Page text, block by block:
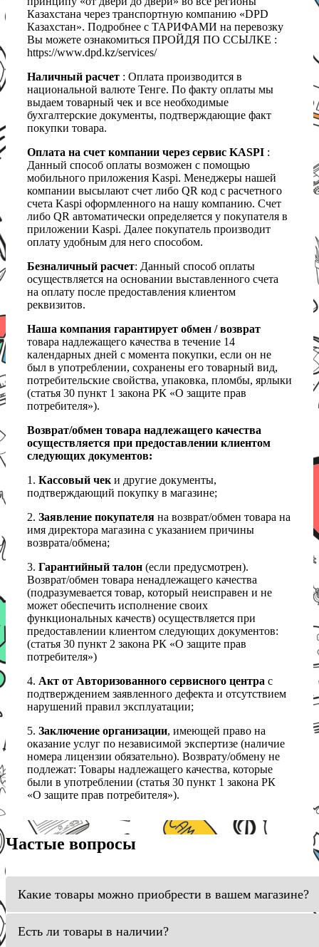
Казахстана через транспортную компанию «DPD
Казахстан». Подробнее с ТАРИФАМИ на перевозку
Вы можете ознакомиться ПРОЙДЯ ПО ССЫЛКЕ :
https://www.dpd.kz/services/
Наличный расчет : Оплата производится в
национальной валюте Тенге. По факту оплаты мы
выдаем товарный чек и все необходимые
бухгалтерские документы, подтверждающие факт
покупки товара.
Оплата на счет компании через сервис KASPI :
Данный способ оплаты возможен с помощью
мобильного приложения Kaspi. Менеджеры нашей
компании высылают счет либо QR код с расчетного
счета Kaspi оформленного на нашу компанию. Счет
либо QR автоматически определяется у покупателя в
приложении Kaspi. Далее покупатель производит
оплату удобным для него способом.
Безналичный расчет: Данный способ оплаты
осуществляется на основании выставленного счета
на оплату после предоставления клиентом
реквизитов.
Наша компания гарантирует обмен / возврат
товара надлежащего качества в течение 14
календарных дней с момента покупки, если он не
был в употреблении, сохранены его товарный вид,
потребительские свойства, упаковка, пломбы, ярлыки
(статья 30 пункт 1 закона РК «О защите прав
потребителя»).
Возврат/обмен товара надлежащего качества
осуществляется при предоставлении клиентом
следующих документов:
1. Кассовый чеки другие документы,
подтверждающий покупку в магазине;
2. Заявление покупателя на возврат/обмен товара на
имя директора магазина с указанием причины
возврата/обмена;
3. Гарантийный талон (если предусмотрен).
Возврат/обмен товара ненадлежащего качества
(подразумевается товар, который неисправен и не
может обеспечить исполнение своих
функциональных качеств) осуществляется при
предоставлении клиентом следующих документов:
(статья 30 пункт 2 закона РК «О защите прав
потребителя»)
4. Акт от Авторизованного сервисного центра с
подтверждением заявленного дефекта и отсутствием
нарушений правил эксплуатации;
5. Заключение организации, имеющей право на
оказание услуг по независимой экспертизе (наличие
номера лицензии обязательно). Возврату/обмену не
подлежат: Товары надлежащего качества, которые
были в употреблении (статья 30 пункт 1 закона РК
«О защите прав потребителя»).
Частые вопросы
Какие товары можно приобрести в вашем магазине?
Есть ли товары в наличии?